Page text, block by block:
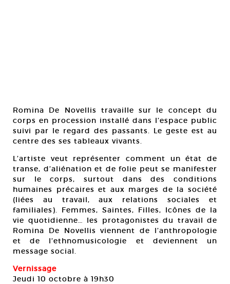
Romina De Novellis travaille sur le concept du
corps en procession installé dans l’espace public
suivi par le regard des passants. Le geste est au
centre des ses tableaux vivants.
L’artiste veut représenter comment un état de
transe, d’aliénation et de folie peut se manifester
sur le corps, surtout dans des conditions
humaines précaires et aux marges de la société
(liées au travail, aux relations sociales et
familiales). Femmes, Saintes, Filles, Icônes de la
vie quotidienne… les protagonistes du travail de
Romina De Novellis viennent de l’anthropologie
et de l’ethnomusicologie et deviennent un
message social.
Vernissage
Jeudi 10 octobre à 19h30